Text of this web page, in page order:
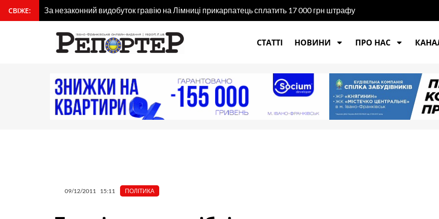
вмісту
СВІЖЕ: За незаконний видобуток гравію на Лімниці прикарпатець сплатить 17 000 грн штрафу
СТАТТІ
НОВИНИ ПРО НАС
09/12/2011 15:11 ПОЛІТИКА